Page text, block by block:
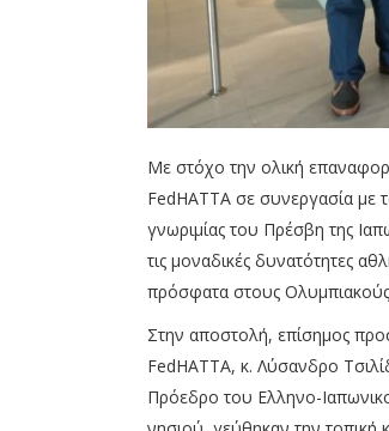
Με στόχο την ολική
FedHATTA σε συνεργασία
γνωριμίας του Πρέσβη της
τις μοναδικές δυνατότητες
πρόσφατα στους
Στην αποστολή, επίσημος
FedHATTA, κ. Λύσανδρο
Πρόεδρο του Ελληνο-